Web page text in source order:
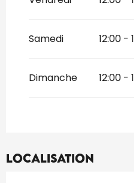
Samedi 12:00 -
Dimanche 12:00 -
Localisation